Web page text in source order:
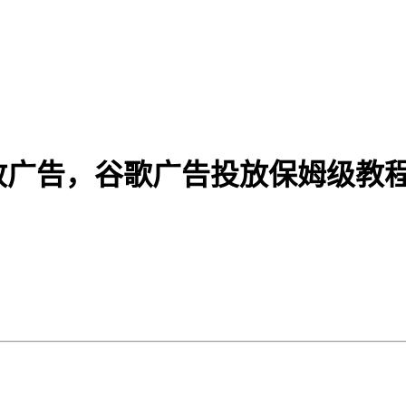
告，谷歌广告投放保姆级教